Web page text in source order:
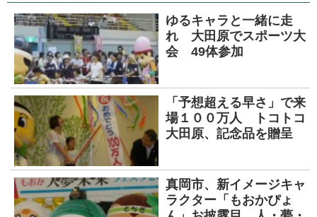
ゆるキャラと一緒に走
れ 大田原でスポーツ大
会 49体参加
「予想超える早さ」で来
場１００万人 トコトコ
大田原、記念品を贈呈
真岡市、新イメージキャ
ラクター「もおかぴょ